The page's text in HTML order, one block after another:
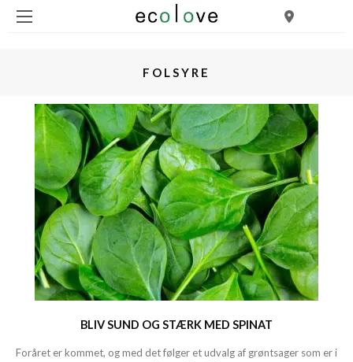
FOLSYRE
BLIV SUND OG STÆRK MED SPINAT
Foråret er kommet, og med det følger et udvalg af grøntsager som er i